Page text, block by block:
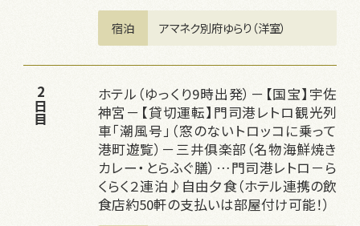
宿泊 アマネク別府ゆらり（洋室）
2日目
ホテル（ゆっくり9時出発）－【国宝】宇佐
神宮－【貸切運転】門司港レトロ観光列
車「潮風号」（窓のないトロッコに乗って
港町遊覧）－三井俱楽部（名物海鮮焼き
カレー・とらふぐ膳）…門司港レトロ－ら
くらく２連泊♪自由夕食（ホテル連携の飲
食店約50軒の支払いは部屋付け可能！）